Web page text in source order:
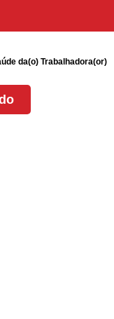
da(o) Trabalhadora(or)